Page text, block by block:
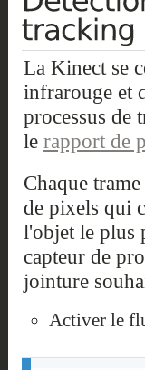
La Kinect se
infrarouge et
processus de
le rapport de
Chaque
de pixels qui
l'objet le plus
capteur de
jointure
Activer le